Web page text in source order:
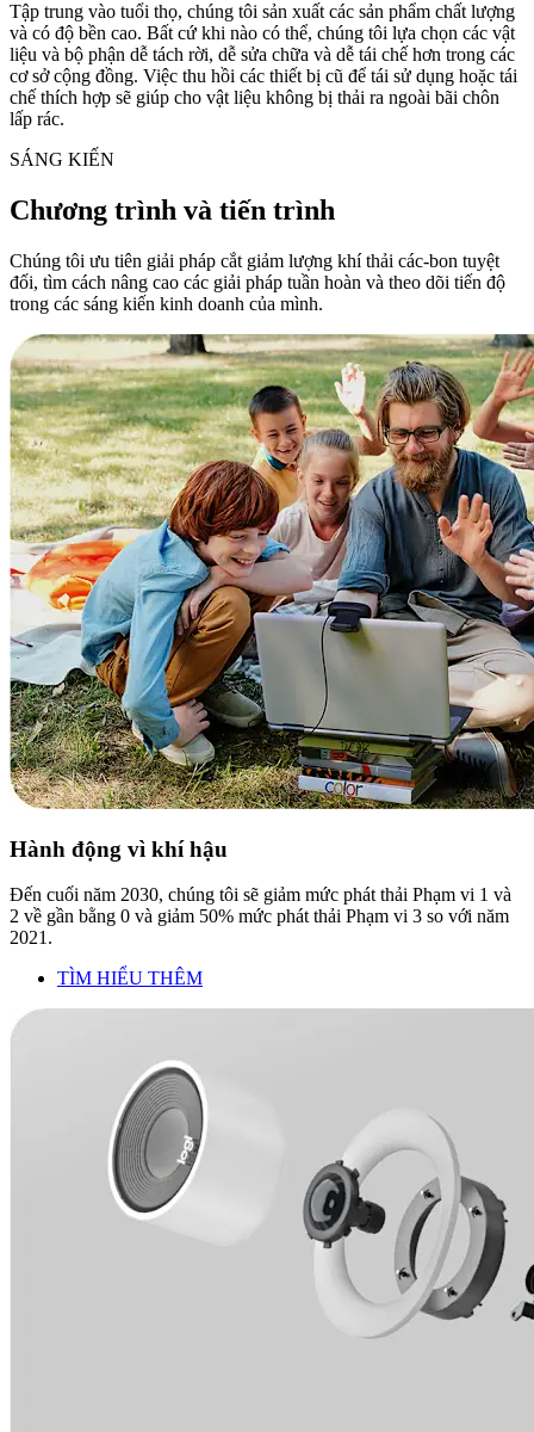
Tập trung vào tuổi thọ, chúng tôi sản xuất các sản phẩm chất lượng
và có độ bền cao. Bất cứ khi nào có thể, chúng tôi lựa chọn các vật
liệu và bộ phận dễ tách rời, dễ sửa chữa và dễ tái chế hơn trong các
cơ sở cộng đồng. Việc thu hồi các thiết bị cũ để tái sử dụng hoặc tái
chế thích hợp sẽ giúp cho vật liệu không bị thải ra ngoài bãi chôn
lấp rác.
SÁNG KIẾN
Chương trình và tiến trình
Chúng tôi ưu tiên giải pháp cắt giảm lượng khí thải các-bon tuyệt
đối, tìm cách nâng cao các giải pháp tuần hoàn và theo dõi tiến độ
trong các sáng kiến kinh doanh của mình.
Hành động vì khí hậu
Đến cuối năm 2030, chúng tôi sẽ giảm mức phát thải Phạm vi 1 và
2 về gần bằng 0 và giảm 50% mức phát thải Phạm vi 3 so với năm
2021.
TÌM HIỂU THÊM